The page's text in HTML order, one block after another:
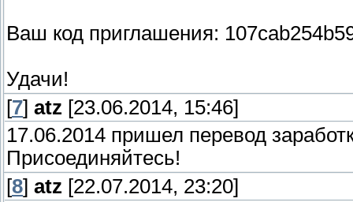
Ваш код приглашения:
Удачи!
[7] atz [23.06.2014, 15:46]
17.06.2014 пришел перевод
Присоединяйтесь!
[8] atz [22.07.2014, 23:20]